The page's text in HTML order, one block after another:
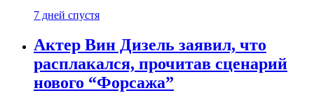
7 дней спустя
Актер Вин Дизель заявил, что
расплакался, прочитав сценарий
нового “Форсажа”